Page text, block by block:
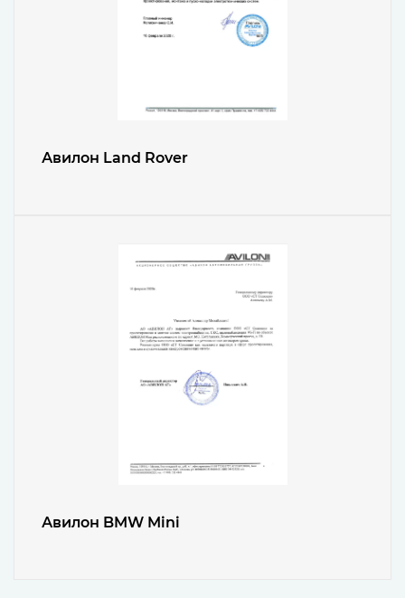
Авилон Land Rover
Авилон BMW Mini